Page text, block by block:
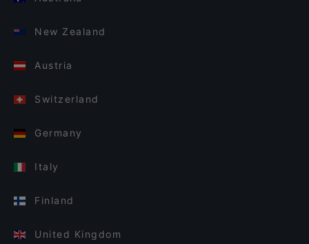
New Zealand
Austria
Switzerland
Germany
Italy
Finland
United Kingdom